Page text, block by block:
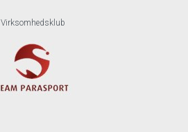
Virksomhedsklub